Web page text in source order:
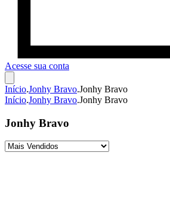
Acesse sua conta
Início.Jonhy Bravo.Jonhy Bravo
Início.Jonhy Bravo.Jonhy Bravo
Jonhy Bravo